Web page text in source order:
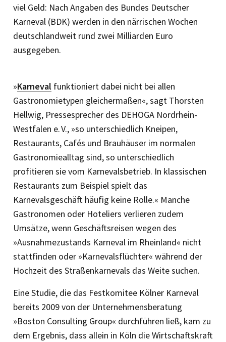
viel Geld: Nach Angaben des Bundes Deutscher
Karneval (BDK) werden in den närrischen Wochen
deutschlandweit rund zwei Milliarden Euro
ausgegeben.
»Karneval funktioniert dabei nicht bei allen
Gastronomietypen gleichermaßen«, sagt Thorsten
Hellwig, Pressesprecher des DEHOGA Nordrhein-
Westfalen e. V., »so unterschiedlich Kneipen,
Restaurants, Cafés und Brauhäuser im normalen
Gastronomiealltag sind, so unterschiedlich
profitieren sie vom Karnevalsbetrieb. In klassischen
Restaurants zum Beispiel spielt das
Karnevalsgeschäft häufig keine Rolle.« Manche
Gastronomen oder Hoteliers verlieren zudem
Umsätze, wenn Geschäftsreisen wegen des
»Ausnahmezustands Karneval im Rheinland« nicht
stattfinden oder »Karnevalsflüchter« während der
Hochzeit des Straßenkarnevals das Weite suchen.
Eine Studie, die das Festkomitee Kölner Karneval
bereits 2009 von der Unternehmensberatung
»Boston Consulting Group« durchführen ließ, kam zu
dem Ergebnis, dass allein in Köln die Wirtschaftskraft